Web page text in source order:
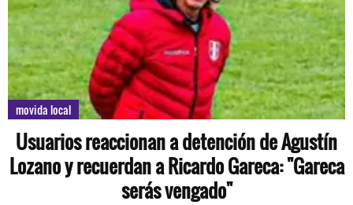
movida local
Usuarios reaccionan a detención de Agustín
Lozano y recuerdan a Ricardo Gareca: "Gareca
serás vengado"